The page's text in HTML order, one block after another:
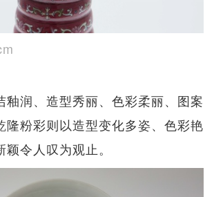
釉润、造型秀丽、色彩柔丽、图案
隆粉彩则以造型变化多姿、色彩艳
令人叹为观止。